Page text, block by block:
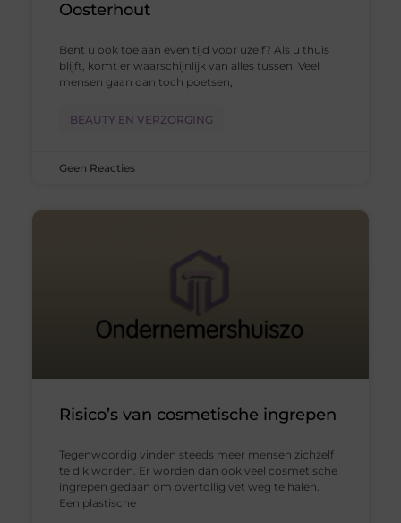
Oosterhout
Bent u ook toe aan even tijd voor uzelf? Als u thuis
blijft, komt er waarschijnlijk van alles tussen. Veel
mensen gaan dan toch poetsen,
BEAUTY EN VERZORGING
Geen Reacties
Risico’s van cosmetische ingrepen
Tegenwoordig vinden steeds meer mensen zichzelf
te dik worden. Er worden dan ook veel cosmetische
ingrepen gedaan om overtollig vet weg te halen.
Een plastische